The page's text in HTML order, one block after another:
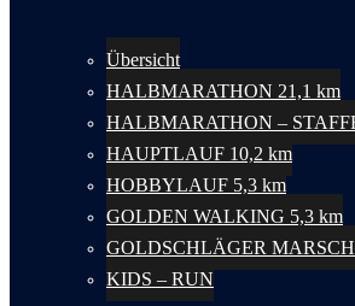
Übersicht
HALBMARATHON 21,1 km
HALBMARATHON –
HAUPTLAUF 10,2 km
HOBBYLAUF 5,3 km
GOLDEN WALKING 5,3 km
GOLDSCHLÄGER
KIDS – RUN